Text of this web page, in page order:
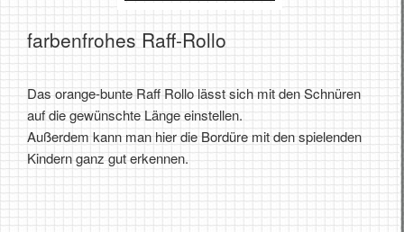
farbenfrohes Raff-Rollo
Das orange-bunte Raff Rollo lässt sich mit den Schnüren
auf die gewünschte Länge einstellen.
Außerdem kann man hier die Bordüre mit den spielenden
Kindern ganz gut erkennen.